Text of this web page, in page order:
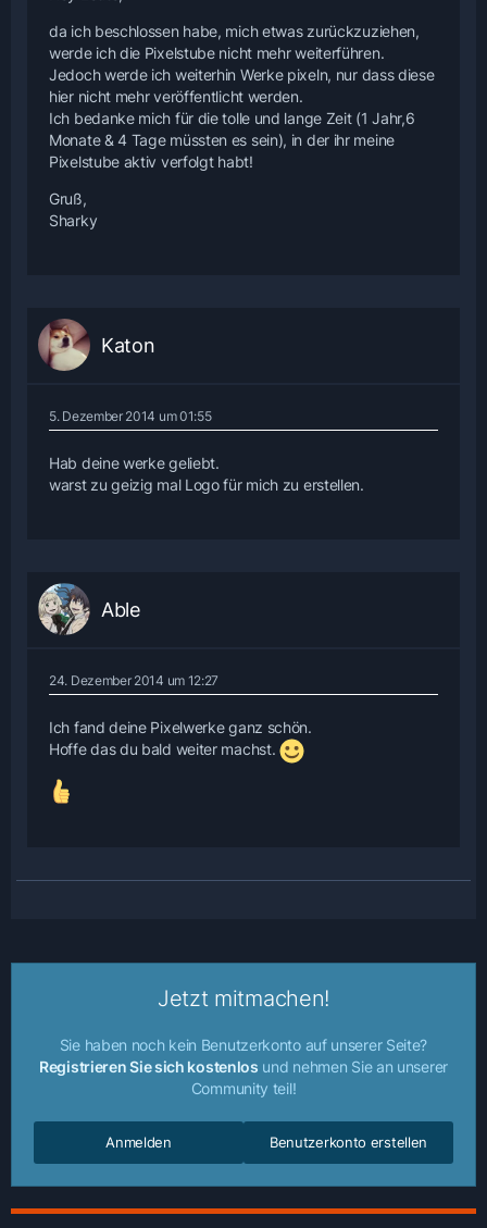
da ich beschlossen habe, mich etwas zurückzuziehen,
werde ich die Pixelstube nicht mehr weiterführen.
Jedoch werde ich weiterhin Werke pixeln, nur dass diese
hier nicht mehr veröffentlicht werden.
Ich bedanke mich für die tolle und lange Zeit (1 Jahr,6
Monate & 4 Tage müssten es sein), in der ihr meine
Pixelstube aktiv verfolgt habt!
Gruß,
Sharky
Katon
5. Dezember 2014 um 01:55
Hab deine werke geliebt.
warst zu geizig mal Logo für mich zu erstellen.
Able
24. Dezember 2014 um 12:27
Ich fand deine Pixelwerke ganz schön.
Hoffe das du bald weiter machst.
Jetzt mitmachen!
Sie haben noch kein Benutzerkonto auf unserer Seite?
Registrieren Sie sich kostenlos und nehmen Sie an unserer
Community teil!
Benutzerkonto erstellen
Anmelden